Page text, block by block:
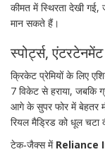
कीमत में स्थिरता देखी गई,
मान सकते हैं।
स्पोर्ट्स,
क्रिकेट प्रेमियों के लिए
7 विकेट से हराया, जबकि
आगे के सुपर फोर में बेहतर
रियल मैड्रिड को धूल चटा
टेक‑जैक्स में Reliance